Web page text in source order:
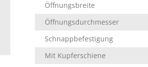
Öffnungsbreite
Öffnungsdurchmesser
Schnappbefestigung
Mit Kupferschiene